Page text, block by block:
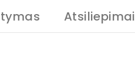
Atsiliepimai